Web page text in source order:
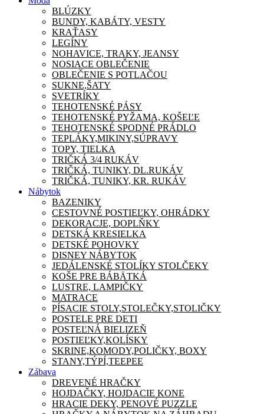
BLÚZKY
BUNDY, KABÁTY, VESTY
KRAŤASY
LEGÍNY
NOHAVICE, TRAKY, JEANSY
NOSIACE OBLEČENIE
OBLEČENIE S POTLAČOU
SUKNE,ŠATY
SVETRÍKY
TEHOTENSKÉ PÁSY
TEHOTENSKÉ PYŽAMA, KOŠEĽE
TEHOTENSKÉ SPODNÉ PRÁDLO
TEPLÁKY,MIKINY,SÚPRAVY
TOPY, TIELKA
TRIČKÁ 3/4 RUKÁV
TRIČKÁ, TUNIKY, DL.RUKÁV
TRIČKÁ, TUNIKY, KR. RUKÁV
Nábytok
BAZENIKY
CESTOVNÉ POSTIEĽKY, OHRÁDKY
DEKORACJE, DOPLŇKY
DETSKÁ KRESIELKA
DETSKÉ POHOVKY
DISNEY NÁBYTOK
JEDÁLENSKÉ STOLÍKY STOLČEKY
KOŠE PRE BÁBÄTKÁ
LUSTRE, LAMPIČKY
MATRACE
PÍSACIE STOLY,STOLEČKY,STOLIČKY
POSTELE PRE DETI
POSTEĽNÁ BIELIZEŇ
POSTIEĽKY,KOLÍSKY
SKRINE,KOMODY,POLIČKY, BOXY
STANY,TÝPÍ,TEEPEE
Zábava
DREVENÉ HRAČKY
HOJDAČKY, HOJDACIE KONE
HRACIE DEKY, PENOVÉ PUZZLE